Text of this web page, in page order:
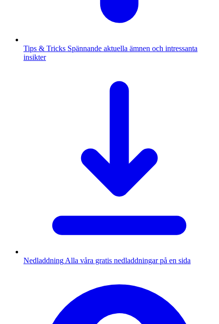
Tips & Tricks Spännande aktuella ämnen och intressanta
insikter
Nedladdning Alla våra gratis nedladdningar på en sida